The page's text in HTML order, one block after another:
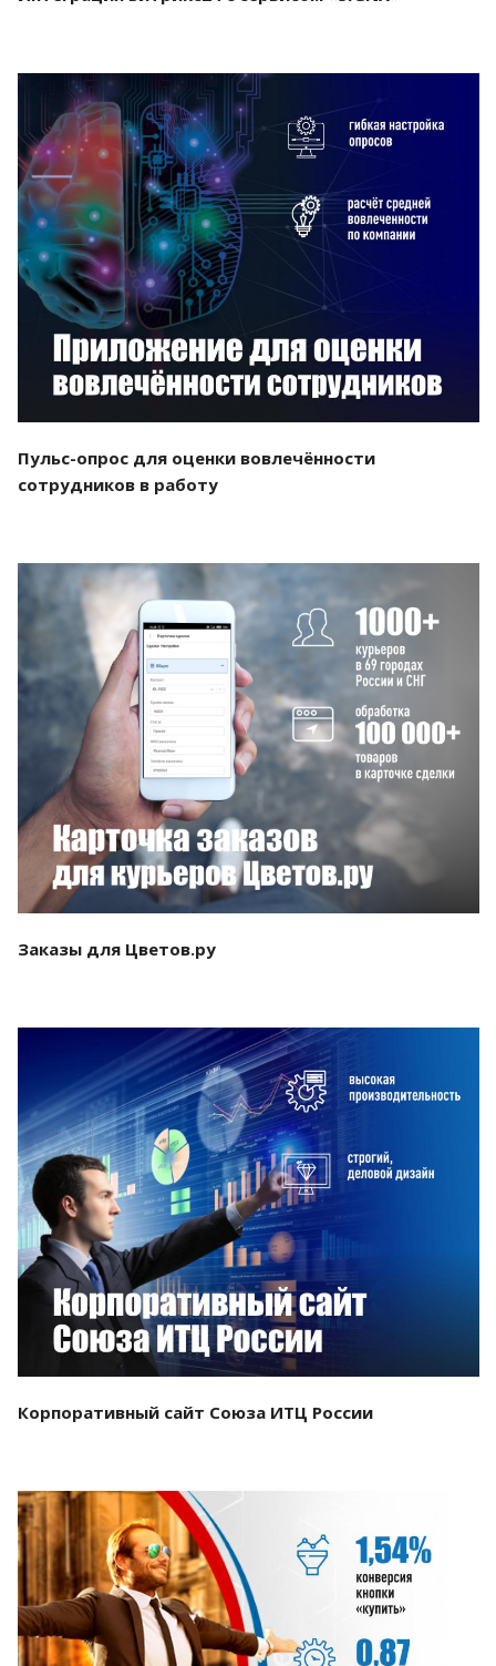
Смотреть проект
Пульс-опрос для оценки вовлечённости
сотрудников в работу
Смотреть проект
Заказы для Цветов.ру
Смотреть проект
Корпоративный сайт Союза ИТЦ России